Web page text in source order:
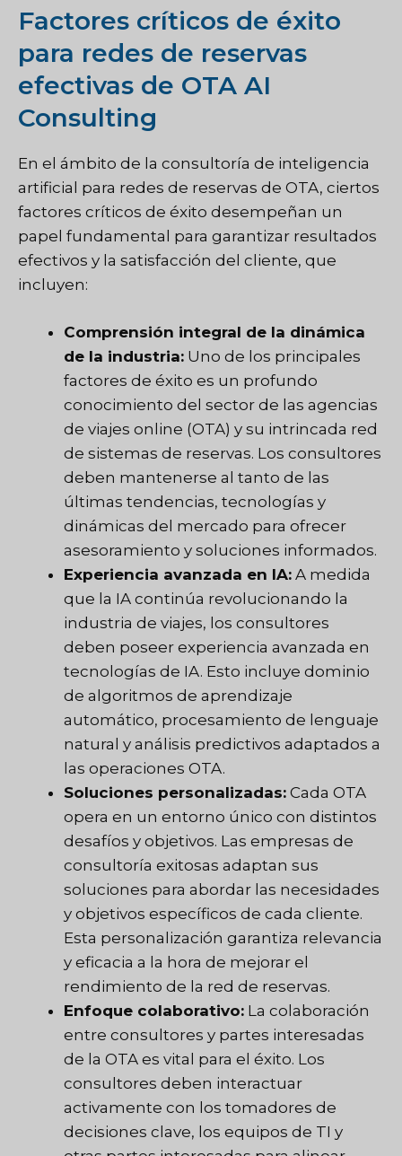
Factores críticos de éxito
para redes de reservas
efectivas de OTA AI
Consulting
En el ámbito de la consultoría de inteligencia
artificial para redes de reservas de OTA, ciertos
factores críticos de éxito desempeñan un
papel fundamental para garantizar resultados
efectivos y la satisfacción del cliente, que
incluyen:
Comprensión integral de la dinámica
de la industria: Uno de los principales
factores de éxito es un profundo
conocimiento del sector de las agencias
de viajes online (OTA) y su intrincada red
de sistemas de reservas. Los consultores
deben mantenerse al tanto de las
últimas tendencias, tecnologías y
dinámicas del mercado para ofrecer
asesoramiento y soluciones informados.
Experiencia avanzada en IA: A medida
que la IA continúa revolucionando la
industria de viajes, los consultores
deben poseer experiencia avanzada en
tecnologías de IA. Esto incluye dominio
de algoritmos de aprendizaje
automático, procesamiento de lenguaje
natural y análisis predictivos adaptados a
las operaciones OTA.
Soluciones personalizadas: Cada OTA
opera en un entorno único con distintos
desafíos y objetivos. Las empresas de
consultoría exitosas adaptan sus
soluciones para abordar las necesidades
y objetivos específicos de cada cliente.
Esta personalización garantiza relevancia
y eficacia a la hora de mejorar el
rendimiento de la red de reservas.
Enfoque colaborativo: La colaboración
entre consultores y partes interesadas
de la OTA es vital para el éxito. Los
consultores deben interactuar
activamente con los tomadores de
decisiones clave, los equipos de TI y